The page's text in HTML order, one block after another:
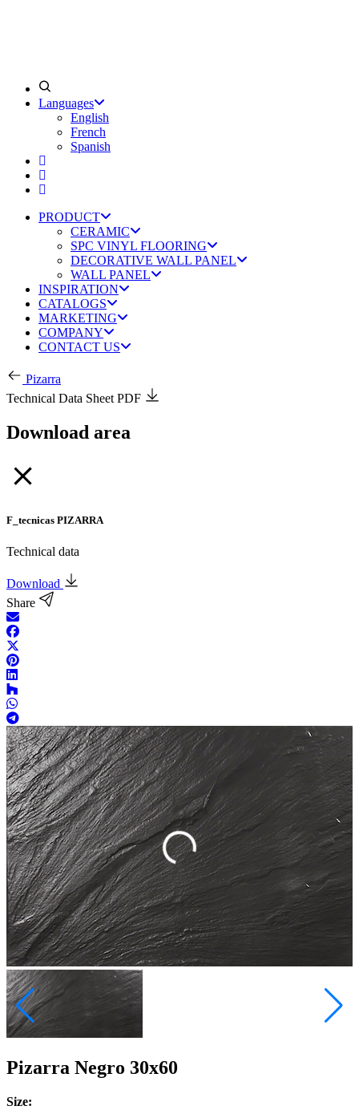
Languages
English
French
Spanish
PRODUCT
CERAMIC
SPC VINYL FLOORING
DECORATIVE WALL PANEL
WALL PANEL
INSPIRATION
CATALOGS
MARKETING
COMPANY
CONTACT US
Pizarra
Technical Data Sheet PDF
Download area
F_tecnicas PIZARRA
Technical data
Download
Share
Pizarra Negro 30x60
Size: